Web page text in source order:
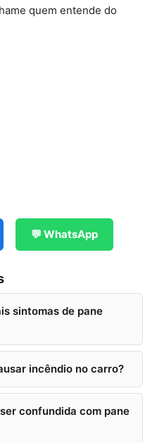
quem entende do
💬 WhatsApp
sintomas de pane
incêndio no carro?
confundida com pane